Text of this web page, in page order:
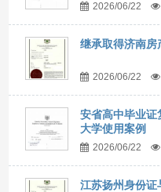
2026/06/22
继承取得济南房
2026/06/22
安省高中毕业证
大学使用案例
2026/06/22
江苏扬州身份证